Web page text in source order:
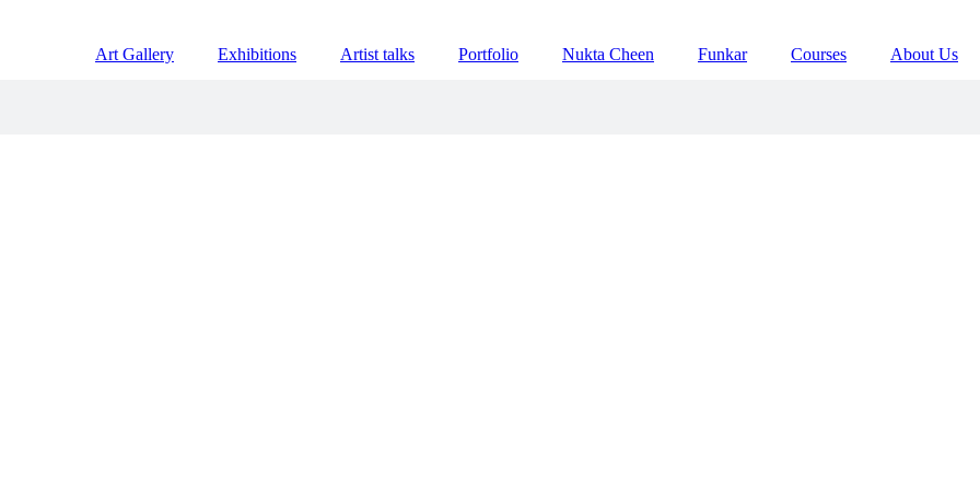
Art Gallery Exhibitions Artist talks Portfolio Nukta Cheen Funkar Courses About Us